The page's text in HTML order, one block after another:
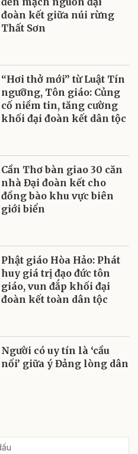
đoàn kết giữa núi rừng
Thất Sơn
“Hơi thở mới” từ Luật Tín
ngưỡng, Tôn giáo: Củng
cố niềm tin, tăng cường
khối đại đoàn kết dân tộc
Cần Thơ bàn giao 30 căn
nhà Đại đoàn kết cho
đồng bào khu vực biên
giới biển
Phật giáo Hòa Hảo: Phát
huy giá trị đạo đức tôn
giáo, vun đắp khối đại
đoàn kết toàn dân tộc
Người có uy tín là ‘cầu
nối’ giữa ý Đảng lòng dân